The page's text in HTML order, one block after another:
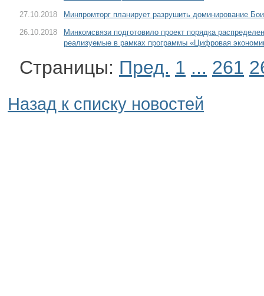
27.10.2018
Минпромторг планирует разрушить доминирование
26.10.2018
Минкомсвязи подготовило проект порядка
реализуемые в рамках программы «Цифровая
Страницы: Пред. 1 ... 261
Назад к списку новостей